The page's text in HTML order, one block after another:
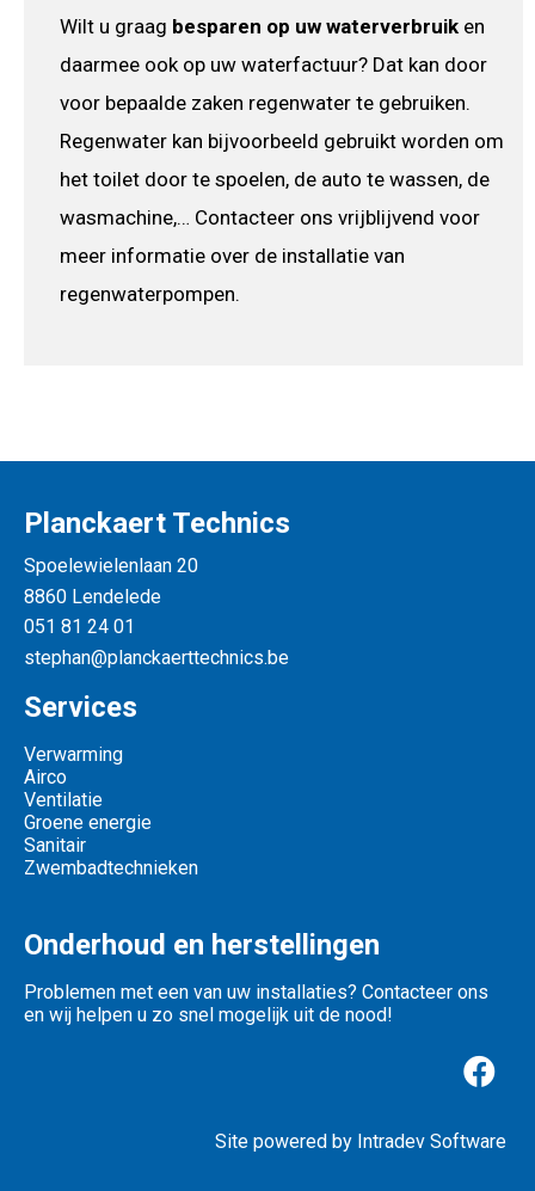
Wilt u graag besparen op uw waterverbruik en
daarmee ook op uw waterfactuur? Dat kan door
voor bepaalde zaken regenwater te gebruiken.
Regenwater kan bijvoorbeeld gebruikt worden om
het toilet door te spoelen, de auto te wassen, de
wasmachine,… Contacteer ons vrijblijvend voor
meer informatie over de installatie van
regenwaterpompen.
Planckaert Technics
Spoelewielenlaan 20
8860 Lendelede
051 81 24 01
stephan@planckaerttechnics.be
Services
Verwarming
Airco
Ventilatie
Groene energie
Sanitair
Zwembadtechnieken
Onderhoud en herstellingen
Problemen met een van uw installaties? Contacteer ons
en wij helpen u zo snel mogelijk uit de nood!
Site powered by Intradev Software